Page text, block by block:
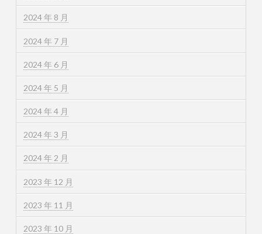
2024 年 8 月
2024 年 7 月
2024 年 6 月
2024 年 5 月
2024 年 4 月
2024 年 3 月
2024 年 2 月
2023 年 12 月
2023 年 11 月
2023 年 10 月